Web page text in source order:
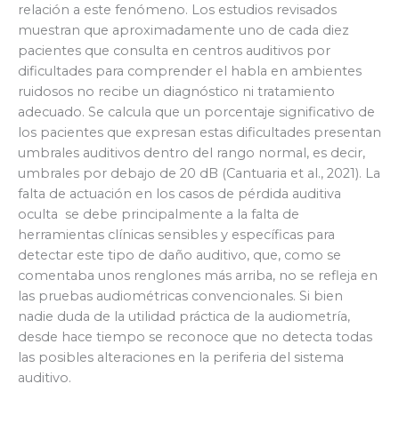
relación a este fenómeno. Los estudios revisados
muestran que aproximadamente uno de cada diez
pacientes que consulta en centros auditivos por
dificultades para comprender el habla en ambientes
ruidosos no recibe un diagnóstico ni tratamiento
adecuado. Se calcula que un porcentaje significativo de
los pacientes que expresan estas dificultades presentan
umbrales auditivos dentro del rango normal, es decir,
umbrales por debajo de 20 dB (Cantuaria et al., 2021). La
falta de actuación en los casos de pérdida auditiva
oculta se debe principalmente a la falta de
herramientas clínicas sensibles y específicas para
detectar este tipo de daño auditivo, que, como se
comentaba unos renglones más arriba, no se refleja en
las pruebas audiométricas convencionales. Si bien
nadie duda de la utilidad práctica de la audiometría,
desde hace tiempo se reconoce que no detecta todas
las posibles alteraciones en la periferia del sistema
auditivo.